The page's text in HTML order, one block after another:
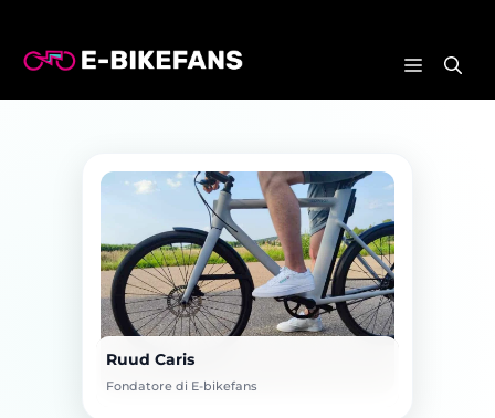
MENU
Ruud Caris
Fondatore di E-bikefans